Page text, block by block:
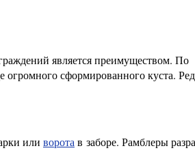
является преимуществом. По
огромного сформированного куста.
или ворота в заборе. Рамблеры